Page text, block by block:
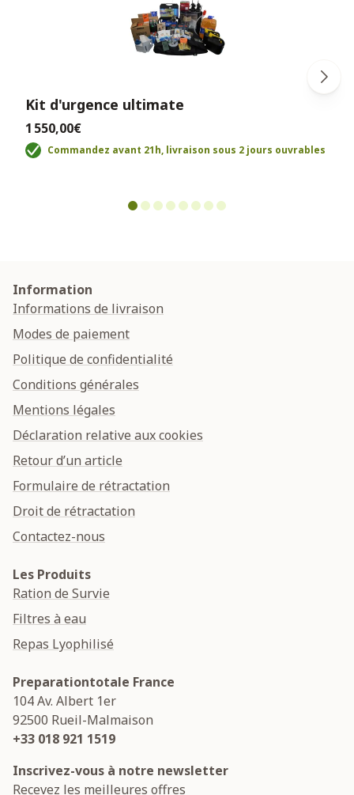
Kit d'urgence ultimate
1 550,00€
Commandez avant 21h, livraison sous 2 jours ouvrables
Information
Informations de livraison
Modes de paiement
Politique de confidentialité
Conditions générales
Mentions légales
Déclaration relative aux cookies
Retour d’un article
Formulaire de rétractation
Droit de rétractation
Contactez-nous
Les Produits
Ration de Survie
Filtres à eau
Repas Lyophilisé
Preparationtotale France
104 Av. Albert 1er
92500 Rueil-Malmaison
+33 018 921 1519
Inscrivez-vous à notre newsletter
Recevez les meilleures offres